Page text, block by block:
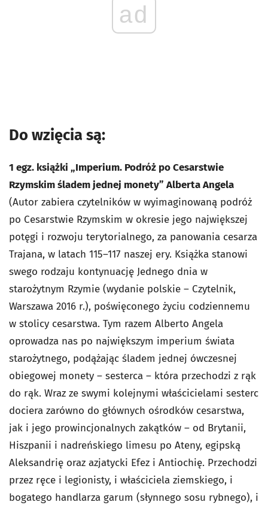
ad
Do wzięciasą:
1 egz. książki „Imperium. Podróż po Cesarstwie
Rzymskim śladem jednej monety” Alberta Angela
(Autor zabiera czytelników w wyimaginowaną podróż
po Cesarstwie Rzymskim w okresie jego największej
potęgi i rozwoju terytorialnego, za panowania cesarza
Trajana, w latach 115–117 naszej ery. Książka stanowi
swego rodzaju kontynuację Jednego dnia w
starożytnym Rzymie (wydanie polskie – Czytelnik,
Warszawa 2016 r.), poświęconego życiu codziennemu
w stolicy cesarstwa. Tym razem Alberto Angela
oprowadza nas po największym imperium świata
starożytnego, podążając śladem jednej ówczesnej
obiegowej monety – sesterca – która przechodzi z rąk
do rąk. Wraz ze swymi kolejnymi właścicielami sesterc
dociera zarówno do głównych ośrodków cesarstwa,
jak i jego prowincjonalnych zakątków – od Brytanii,
Hiszpanii i nadreńskiego limesu po Ateny, egipską
Aleksandrię oraz azjatycki Efez i Antiochię. Przechodzi
przez ręce i legionisty, i właściciela ziemskiego, i
bogatego handlarza garum (słynnego sosu rybnego), i